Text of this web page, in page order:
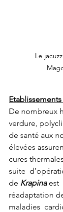
Le
De nombreux
verdure,
de santé aux
élevées
cures
suite
de Krapina est
réadaptation
maladies